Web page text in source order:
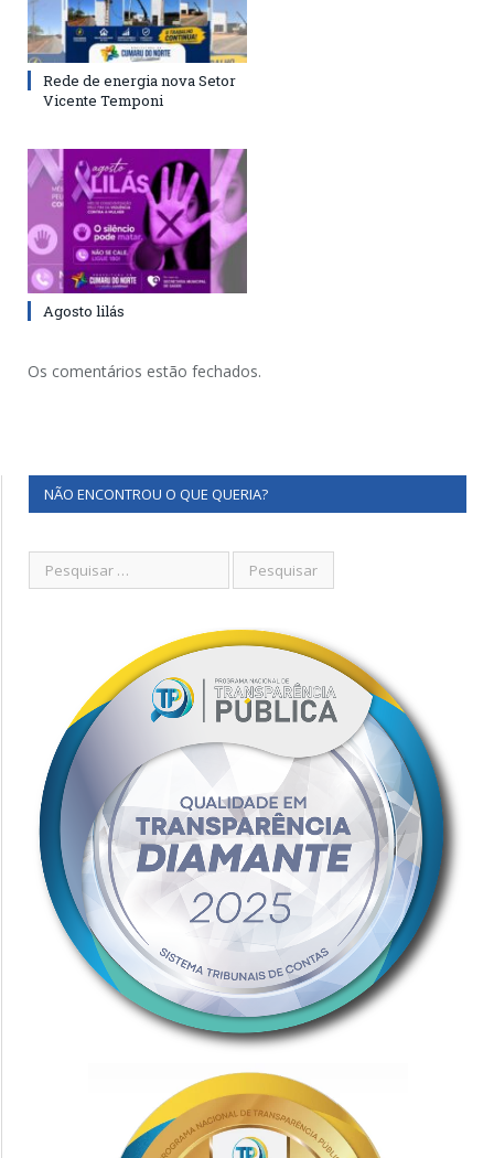
Rede de energia nova Setor
Vicente Temponi
Agosto lilás
Os comentários estão fechados.
NÃO ENCONTROU O QUE QUERIA?